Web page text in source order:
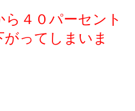
ら４０パーセント
ってしまいま